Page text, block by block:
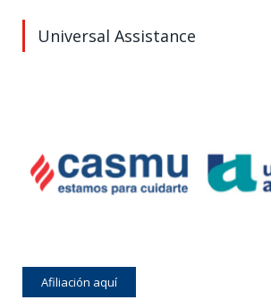
Universal Assistance
Afiliación aquí